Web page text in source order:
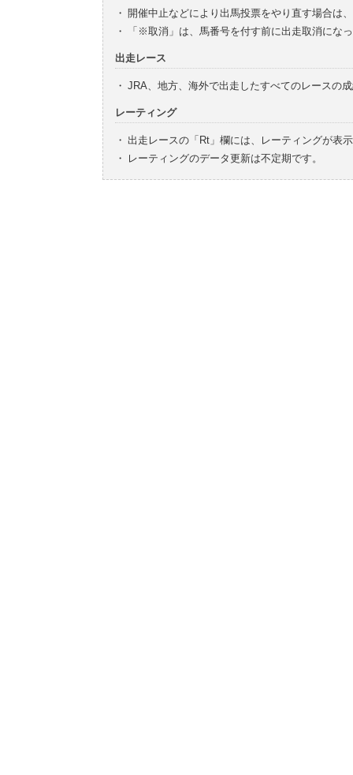
・ 開催中止などにより出馬投票をやり直す場合は
・
「※取消」は、馬番号を付す前に出走取消にな
出走レース
・ JRA、地方、海外で出走したすべてのレースの
レーティング
・ 出走レースの「Rt」欄には、レーティングが表
・
レーティングのデータ更新は不定期です。